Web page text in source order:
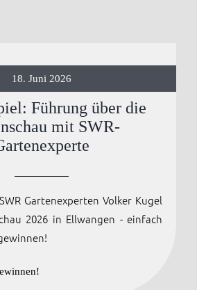
NEWSLETTER
KONTAKT
18. Juni 2026
Führung über die
mit SWR-
Gartenexperten Volker Kugel
2026 in Ellwangen - einfach